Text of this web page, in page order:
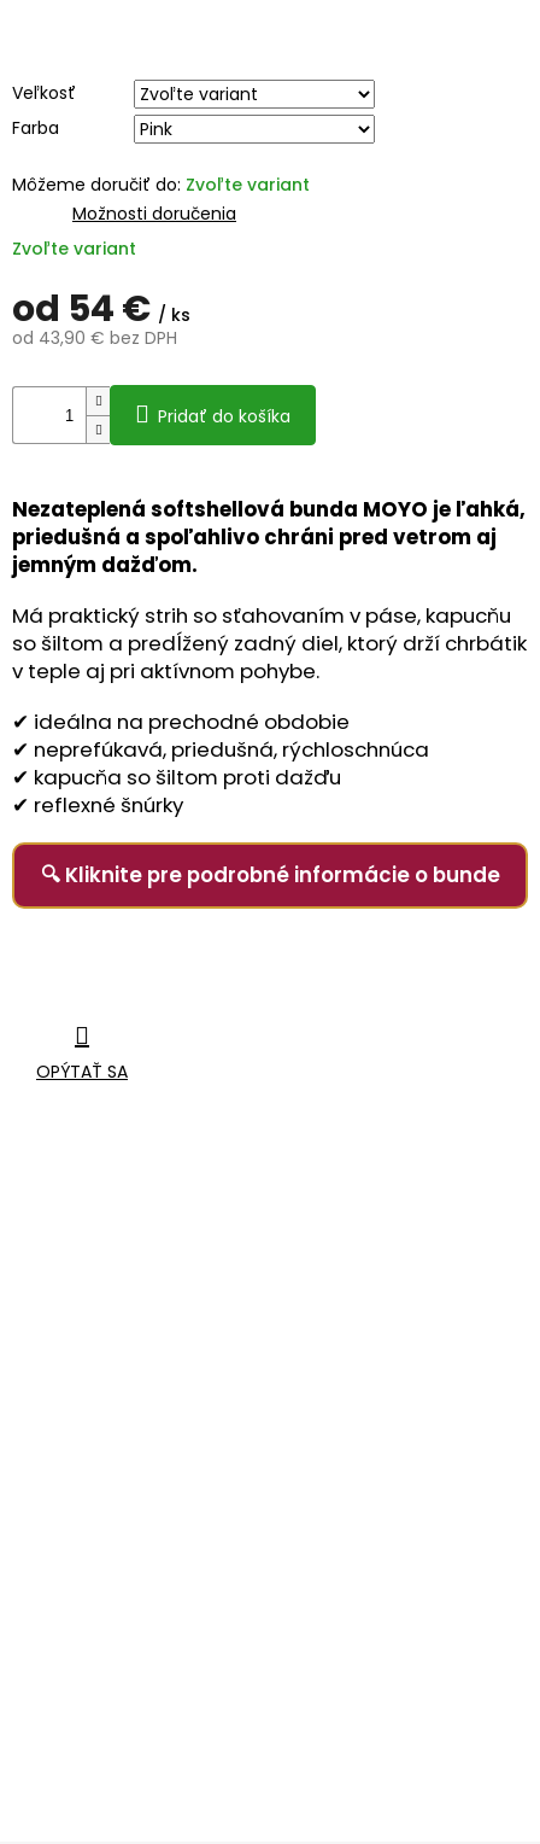
od 54 € / ks
od 43,90 € bez DPH
cena:
Zvoľte variant
Veľkosť
Farba
Môžeme doručiť do: Zvoľte variant
Možnosti doručenia
Pridať do košíka
Nezateplená softshellová bunda MOYO je ľahká,
priedušná a spoľahlivo chráni pred vetrom aj
jemným dažďom.
Má praktický strih so sťahovaním v páse, kapucňu
so šiltom a predĺžený zadný diel, ktorý drží chrbátik
v teple aj pri aktívnom pohybe.
✔ ideálna na prechodné obdobie
✔ neprefúkavá, priedušná, rýchloschnúca
✔ kapucňa so šiltom proti dažďu
✔ reflexné šnúrky
🔍 Kliknite pre podrobné informácie o bunde
OPÝTAŤ SA